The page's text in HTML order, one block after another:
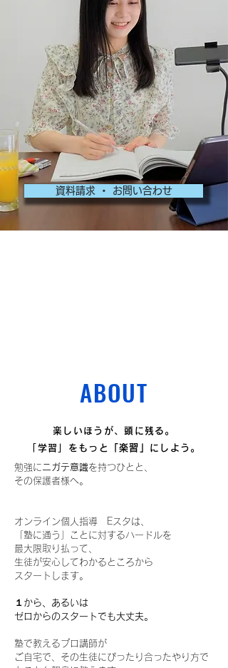
資料請求 ・ お問い合わせ
ABOUT
楽しいほうが、頭に残る。
「学習」をもっと
「楽習」 にしよう。
勉強に ニガテ意識を持つひとと、
その保護者様へ。
オンライン個人指導 Eスタは、
「塾に通う」ことに対するハードルを
最大限取り払って、
生徒が安心してわかるところから
スタートします。
１から、あるいは
ゼロからのスタートでも大丈夫。
塾で教えるプロ講師が
ご自宅で、その生徒にぴったり合ったやり方で